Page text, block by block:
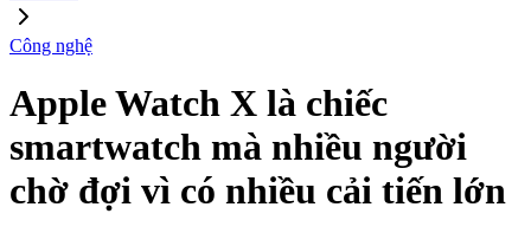
Công nghệ
Apple Watch X là chiếc
smartwatch mà nhiều người
chờ đợi vì có nhiều cải tiến lớn